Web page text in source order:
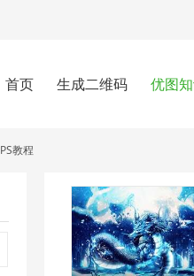
首页 生成二维码 优图
PS教程